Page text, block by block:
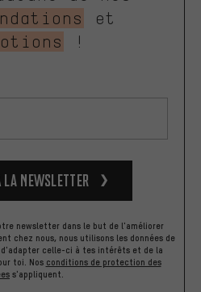
et
!
la newsletter
newsletter dans le but de l'améliorer
chez nous, nous utilisons les données de
celle-ci à tes intérêts et de la
toi. Nos conditions de protection des
s'appliquent.